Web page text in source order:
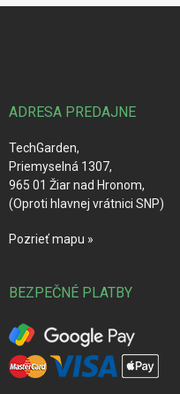
ADRESA PREDAJNE
TechGarden,
Priemyselná 1307,
965 01 Žiar nad Hronom,
(Oproti hlavnej vrátnici SNP)
Pozrieť mapu »
BEZPEČNÉ PLATBY